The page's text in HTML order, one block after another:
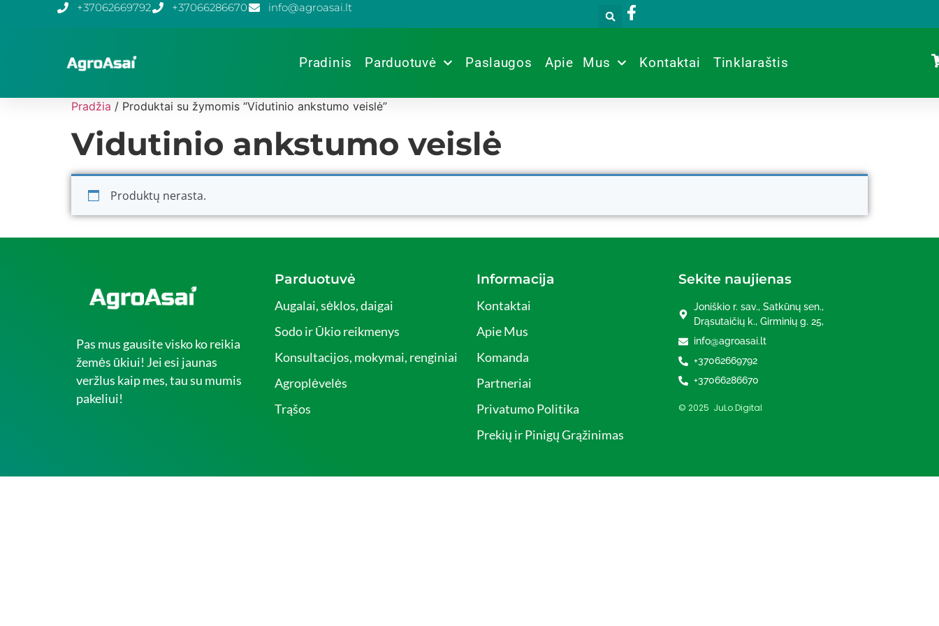
+37062669792 +37066286670 info@agroasai.lt
Pradinis Parduotuvė Paslaugos Apie Mus Kontaktai Tinklaraštis
Pradžia / Produktai su žymomis “Vidutinio ankstumo veislė”
Vidutinio ankstumo veislė
Produktų nerasta.
Pas mus gausite visko ko reikia
žemės ūkiui! Jei esi jaunas
veržlus kaip mes, tau su mumis
pakeliui!
Parduotuvė
Augalai, sėklos, daigai
Sodo ir Ūkio reikmenys
Konsultacijos, mokymai, renginiai
Agroplėvelės
Trąšos
Informacija
Kontaktai
Apie Mus
Komanda
Partneriai
Privatumo Politika
Prekių ir Pinigų Grąžinimas
Sekite naujienas
Joniškio r. sav., Satkūnų sen.,
Drąsutaičių k., Girminių g. 25,
info@agroasai.lt
+37062669792
+37066286670
© 2025 JuLo.Digital